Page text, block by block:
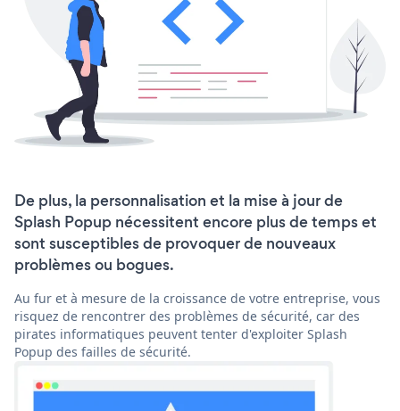
De plus, la personnalisation et la mise à jour de
Splash Popup nécessitent encore plus de temps et
sont susceptibles de provoquer de nouveaux
problèmes ou bogues.
Au fur et à mesure de la croissance de votre entreprise, vous
risquez de rencontrer des problèmes de sécurité, car des
pirates informatiques peuvent tenter d'exploiter Splash
Popup des failles de sécurité.